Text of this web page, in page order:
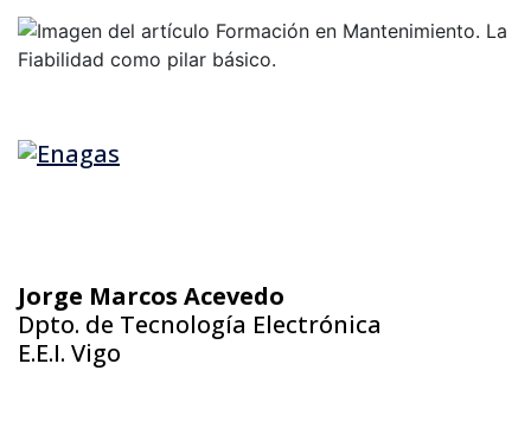
Jorge Marcos Acevedo
Dpto. de Tecnología Electrónica
E.E.I. Vigo